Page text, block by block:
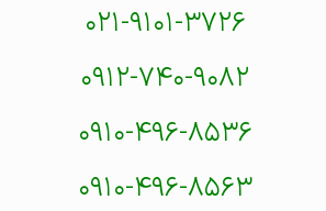
۰۲۱-۹۱۰۱-۳۷۲۶
۰۹۱۲-۷۴۰-۹۰۸۲
۰۹۱۰-۴۹۶-۸۵۳۶
۰۹۱۰-۴۹۶-۸۵۶۳